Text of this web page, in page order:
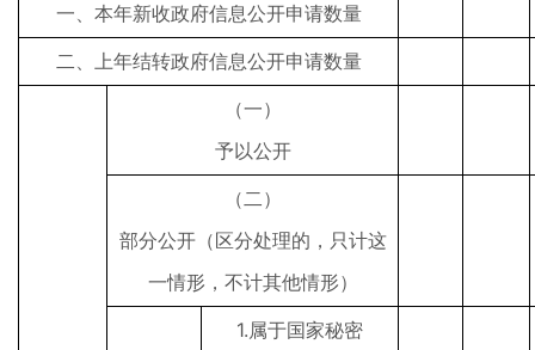
一、本年新收政府信息公开申请数量
二、上年结转政府信息公开申请数量
（一）
予以公开
（二）
部分公开（区分处理的，只计这
一情形，不计其他情形）
1.属于国家秘密